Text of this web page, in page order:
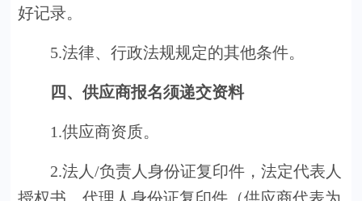
好记录。
5.法律、行政法规规定的其他条件。
四、供应商报名须递交资料
1.供应商资质。
2.法人/负责人身份证复印件，法定代表人